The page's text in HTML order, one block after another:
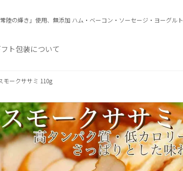
陸の輝き」使用、無添加 ハム・ベーコン・ソーセージ・ヨーグル
ト包装について
モークササミ 110g